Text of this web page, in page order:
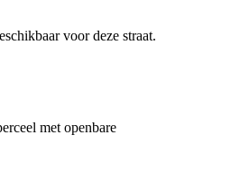
voor deze straat.
met openbare